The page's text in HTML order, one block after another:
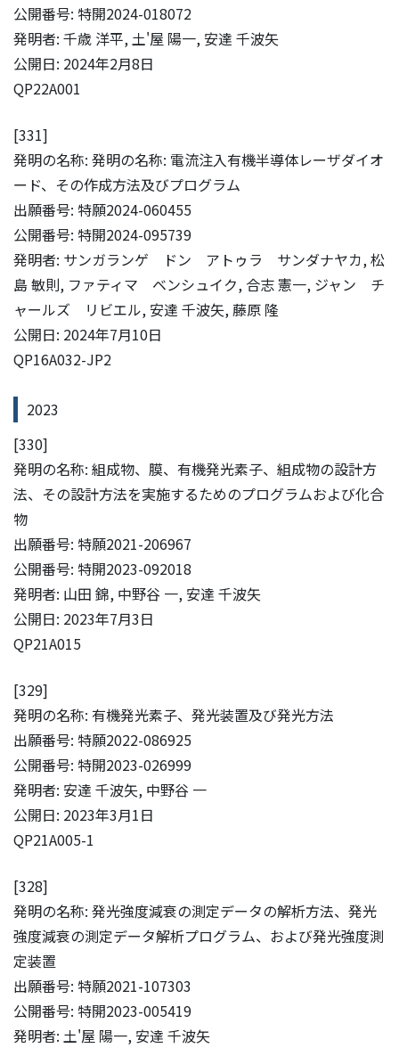
公開番号: 特開2024-018072
発明者: 千歳 洋平, 土'屋 陽一, 安達 千波矢
公開日: 2024年2月8日
QP22A001
[331]
発明の名称: 発明の名称: 電流注入有機半導体レーザダイオ
ード、その作成方法及びプログラム
出願番号: 特願2024-060455
公開番号: 特開2024-095739
発明者: サンガランゲ ドン アトゥラ サンダナヤカ, 松
島 敏則, ファティマ ベンシュイク, 合志 憲一, ジャン チ
ャールズ リビエル, 安達 千波矢, 藤原 隆
公開日: 2024年7月10日
QP16A032-JP2
2023
[330]
発明の名称: 組成物、膜、有機発光素子、組成物の設計方
法、その設計方法を実施するためのプログラムおよび化合
物
出願番号: 特願2021-206967
公開番号: 特開2023-092018
発明者: 山田 錦, 中野谷 一, 安達 千波矢
公開日: 2023年7月3日
QP21A015
[329]
発明の名称: 有機発光素子、発光装置及び発光方法
出願番号: 特願2022-086925
公開番号: 特開2023-026999
発明者: 安達 千波矢, 中野谷 一
公開日: 2023年3月1日
QP21A005-1
[328]
発明の名称: 発光強度減衰の測定データの解析方法、発光
強度減衰の測定データ解析プログラム、および発光強度測
定装置
出願番号: 特願2021-107303
公開番号: 特開2023-005419
発明者: 土'屋 陽一, 安達 千波矢